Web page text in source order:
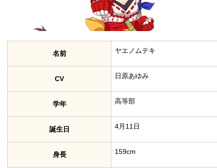
名前 ヤエノムテキ
CV 日原あゆみ
学年 高等部
誕生日 4月11日
身長 159cm